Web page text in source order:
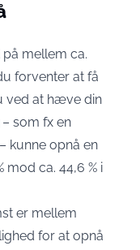
mellem ca.
forventer at få
ved at hæve din
som fx en
kunne opnå en
mod ca. 44,6 % i
er mellem
for at opnå